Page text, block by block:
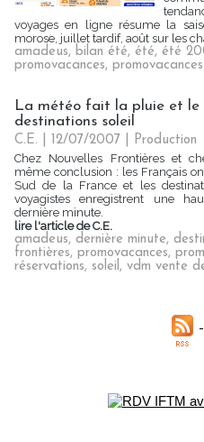
voyages en ligne résume la
morose, juillet tardif, août sur les
amadeus, bilan été, été, été
promovacances,
La météo fait la pluie et le
destinations soleil
C.E. | 12/07/2007
Production
Chez Nouvelles Frontières et
même conclusion : les Français
Sud de la France et les
voyagistes enregistrent une
dernière minute.
lire l'article de C.E.
amadeus, dernière minute,
frontières, promovacances,
réservations, soleil, vdm vente